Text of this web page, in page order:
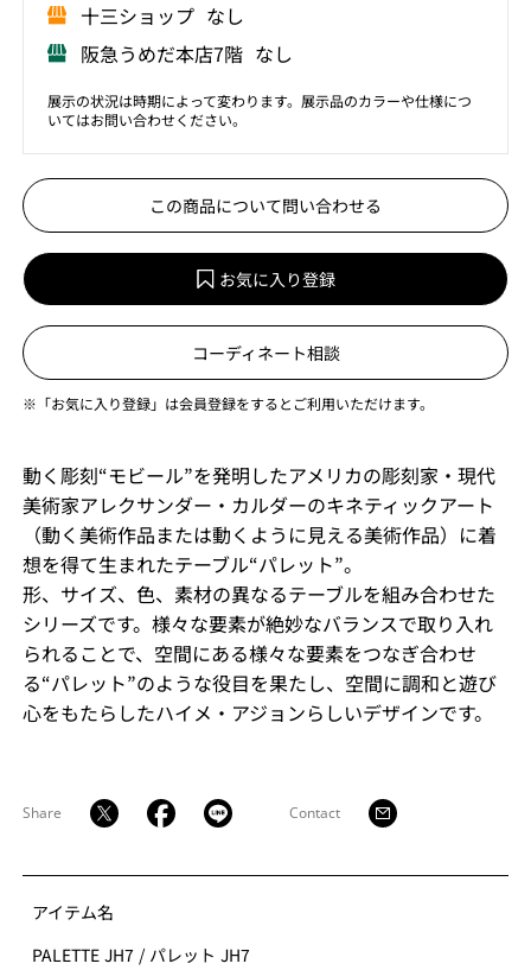
⼗三ショップ なし
阪急うめだ本店7階 なし
展示の状況は時期によって変わります。展示品のカラーや仕様につ
いてはお問い合わせください。
この商品について問い合わせる
お気に入り登録
コーディネート相談
※「お気に入り登録」は会員登録をするとご利用いただけます。
動く彫刻“モビール”を発明したアメリカの彫刻家・現代
美術家アレクサンダー・カルダーのキネティックアート
（動く美術作品または動くように見える美術作品）に着
想を得て生まれたテーブル“パレット”。
形、サイズ、色、素材の異なるテーブルを組み合わせた
シリーズです。様々な要素が絶妙なバランスで取り入れ
られることで、空間にある様々な要素をつなぎ合わせ
る“パレット”のような役目を果たし、空間に調和と遊び
心をもたらしたハイメ・アジョンらしいデザインです。
Share Contact
アイテム名
PALETTE JH7 / パレット JH7